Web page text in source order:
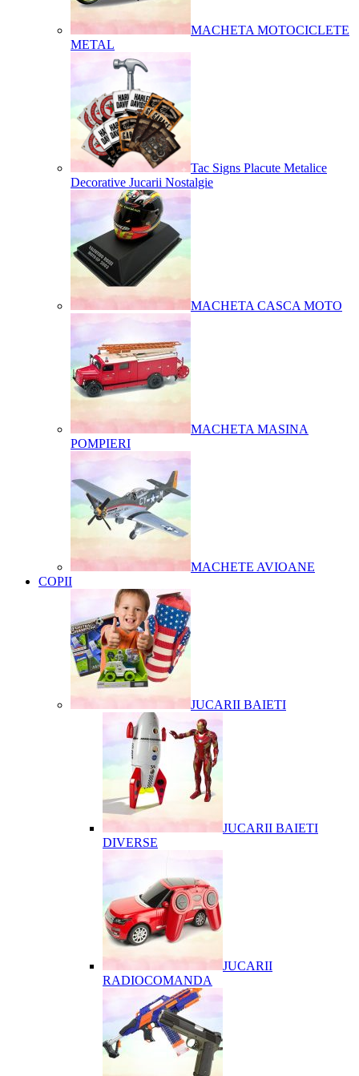
MACHETA MOTOCICLETE
METAL
Tac Signs Placute Metalice
Decorative Jucarii Nostalgie
MACHETA CASCA MOTO
MACHETA MASINA
POMPIERI
MACHETE AVIOANE
COPII
JUCARII BAIETI
JUCARII BAIETI
DIVERSE
JUCARII
RADIOCOMANDA